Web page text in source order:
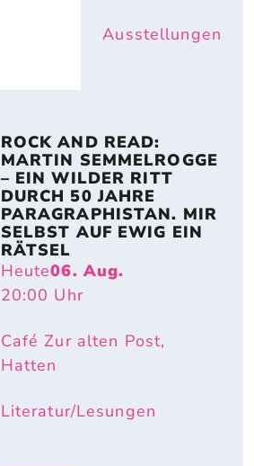
Ausstellungen
ROCK AND READ:
MARTIN SEMMELROGGE
– EIN WILDER RITT
DURCH 50 JAHRE
PARAGRAPHISTAN. MIR
SELBST AUF EWIG EIN
RÄTSEL
Heute06. Aug.
20:00 Uhr
Café Zur alten Post,
Hatten
Literatur/Lesungen